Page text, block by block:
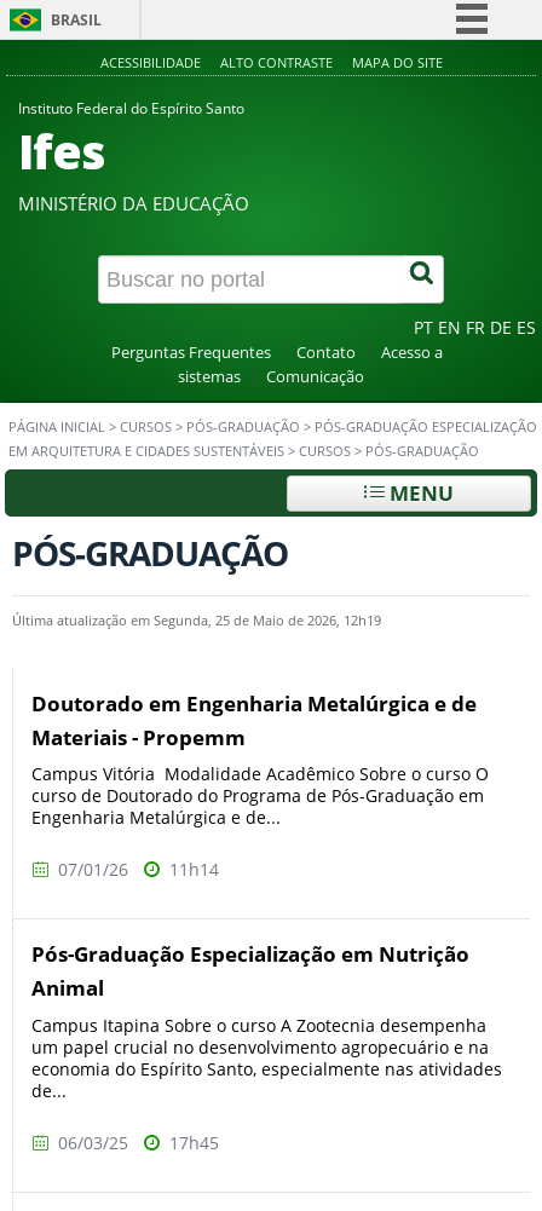
BRASIL
Simplifique!
Canais
ACESSIBILIDADE ALTO CONTRASTE MAPA DO SITE
Instituto Federal do Espírito Santo
Ifes
MINISTÉRIO DA EDUCAÇÃO
PT EN FR DE ES
Perguntas Frequentes Contato
Acesso a
sistemas
Comunicação
PÁGINA INICIAL > CURSOS > PÓS-GRADUAÇÃO > PÓS-GRADUAÇÃO ESPECIALIZAÇÃO
EM ARQUITETURA E CIDADES SUSTENTÁVEIS > CURSOS > PÓS-GRADUAÇÃO
MENU
PÓS-GRADUAÇÃO
Última atualização em Segunda, 25 de Maio de 2026, 12h19
Doutorado em Engenharia Metalúrgica e de
Materiais - Propemm
Campus Vitória Modalidade Acadêmico Sobre o curso O
curso de Doutorado do Programa de Pós-Graduação em
Engenharia Metalúrgica e de...
07/01/26 11h14
Pós-Graduação Especialização em Nutrição
Animal
Campus Itapina Sobre o curso A Zootecnia desempenha
um papel crucial no desenvolvimento agropecuário e na
economia do Espírito Santo, especialmente nas atividades
de...
06/03/25 17h45